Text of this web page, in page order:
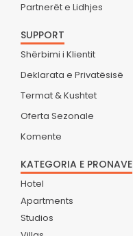
Partnerët e Lidhjes
SUPPORT
Shërbimi i Klientit
Deklarata e Privatësisë
Termat & Kushtet
Oferta Sezonale
Komente
KATEGORIA E PRONAVE
Hotel
Apartments
Studios